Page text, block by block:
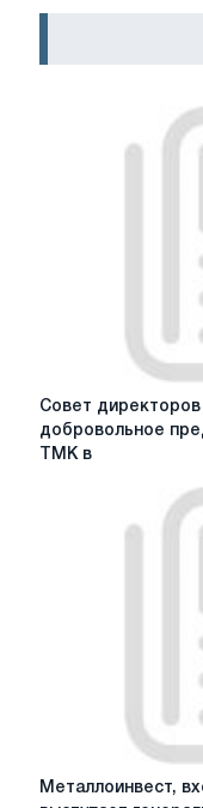
Совет
директоров
ТМК
добровольное
Совет
добровольное
ТМК в
Металлоинвест,
Металлоинвест,